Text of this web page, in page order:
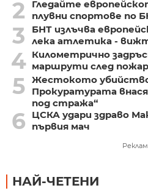
2
Гледайте
плувни спортове по
3
БНТ излъчва
лека атлетика -
4 Километрично
маршрути след
5 Жестокото
Прокуратурата внася
под стража“
6
ЦСКА удари здраво
първия мач
НАЙ-ЧЕТЕНИ